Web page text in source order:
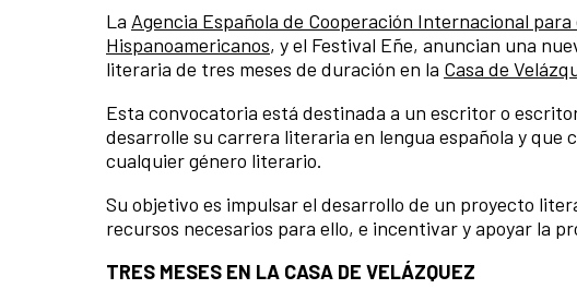
La Agencia Española de Cooperación Internacional para
Hispanoamericanos, y el Festival Eñe, anuncian una
literaria de tres meses de duración en la Casa de
Esta convocatoria está destinada a un escritor o
desarrolle su carrera literaria en lengua española y
cualquier género literario.
Su objetivo es impulsar el desarrollo de un proyecto
recursos necesarios para ello, e incentivar y apoyar la
TRES MESES EN LA CASA DE VELÁZQUEZ